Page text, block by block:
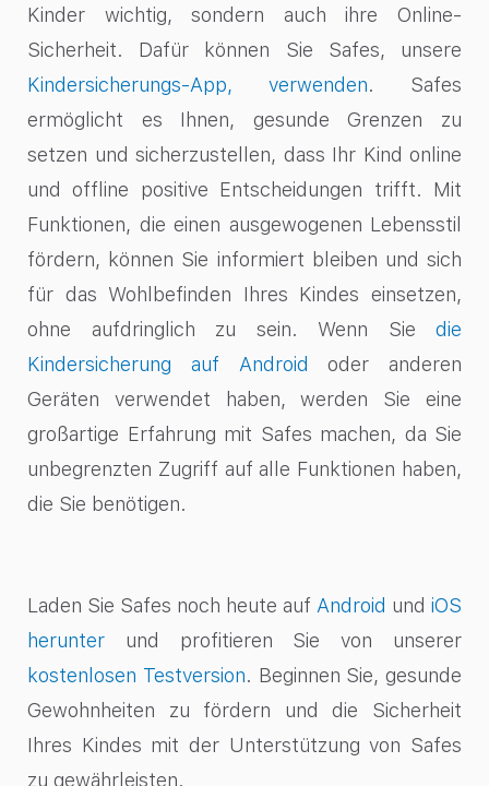
Kinder wichtig, sondern auch ihre Online-
Sicherheit. Dafür können Sie Safes, unsere
Kindersicherungs-App, verwenden. Safes
ermöglicht es Ihnen, gesunde Grenzen zu
setzen und sicherzustellen, dass Ihr Kind online
und offline positive Entscheidungen trifft. Mit
Funktionen, die einen ausgewogenen Lebensstil
fördern, können Sie informiert bleiben und sich
für das Wohlbefinden Ihres Kindes einsetzen,
ohne aufdringlich zu sein. Wenn Sie die
Kindersicherung auf Android
oder anderen
Geräten verwendet haben, werden Sie eine
großartige Erfahrung mit Safes machen, da Sie
unbegrenzten Zugriff auf alle Funktionen haben,
die Sie benötigen.
Laden Sie Safes noch heute auf Android und iOS
herunter und profitieren Sie von unserer
kostenlosen Testversion. Beginnen Sie, gesunde
Gewohnheiten zu fördern und die Sicherheit
Ihres Kindes mit der Unterstützung von Safes
zu gewährleisten.